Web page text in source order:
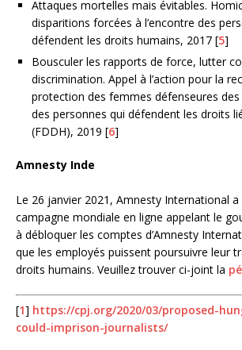
Attaques mortelles mais évitables.
disparitions forcées à l’encontre des
défendent les droits humains, 2017 [5]
Bousculer les rapports de force, lutter
discrimination. Appel à l’action pour la
protection des femmes défenseures
des personnes qui défendent les droits
(FDDH), 2019 [6]
Amnesty Inde
Le 26 janvier 2021, Amnesty International a
campagne mondiale en ligne appelant le
à débloquer les comptes d’Amnesty
que les employés puissent poursuivre leur
droits humains. Veuillez trouver ci-joint la
[1] https://cpj.org/2020/03/proposed-
could-imprison-journalists/